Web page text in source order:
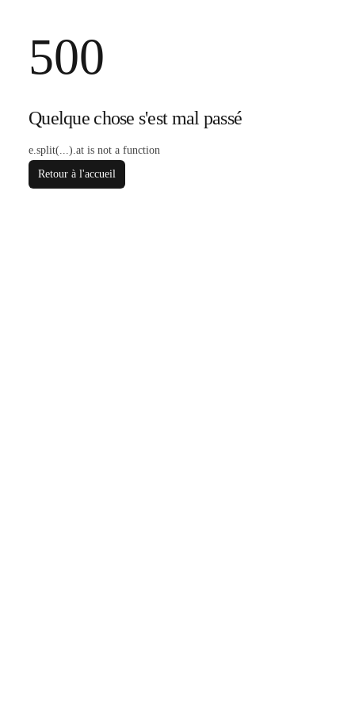
500
Quelque chose s'est mal passé
e.split(...).at is not a function
Retour à l'accueil